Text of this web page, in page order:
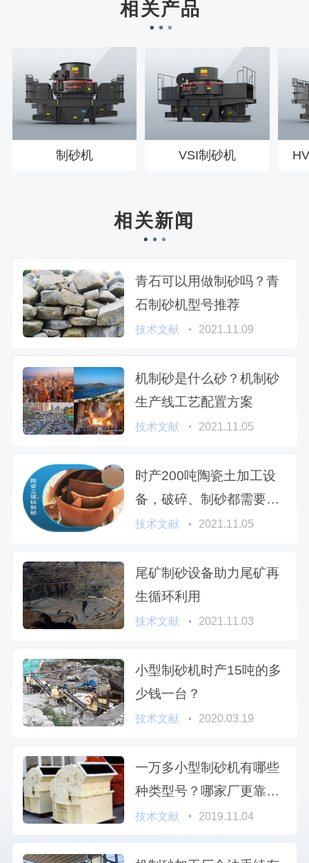
王先生183****6078刚刚预约成功！
相关产品
制砂机 VSI制砂机
相关新闻
青石可以用做制砂吗？青
石制砂机型号推荐
技术文献 2021.11.09
机制砂是什么砂？机制砂
生产线工艺配置方案
技术文献 2021.11.05
时产200吨陶瓷土加工设
备，破碎、制砂都需要哪
些？
技术文献 2021.11.05
尾矿制砂设备助力尾矿再
生循环利用
技术文献 2021.11.03
小型制砂机时产15吨的多
少钱一台？
技术文献 2020.03.19
一万多小型制砂机有哪些
种类型号？哪家厂更靠
谱？
技术文献 2019.11.04